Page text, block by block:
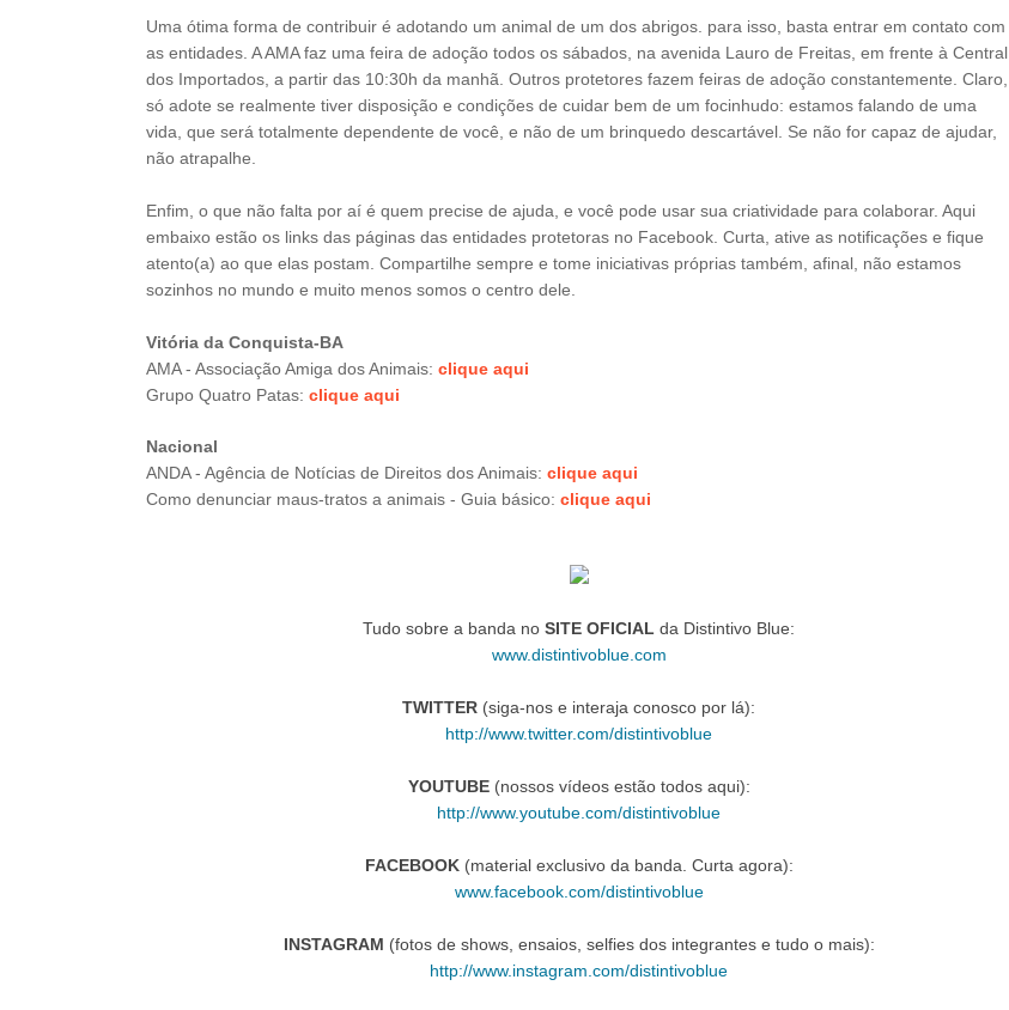
Uma ótima forma de contribuir é adotando um animal de um dos abrigos. para isso, basta entrar em contato com
as entidades. A AMA faz uma feira de adoção todos os sábados, na avenida Lauro de Freitas, em frente à Central
dos Importados, a partir das 10:30h da manhã. Outros protetores fazem feiras de adoção constantemente. Claro,
só adote se realmente tiver disposição e condições de cuidar bem de um focinhudo: estamos falando de uma
vida, que será totalmente dependente de você, e não de um brinquedo descartável. Se não for capaz de ajudar,
não atrapalhe.
Enfim, o que não falta por aí é quem precise de ajuda, e você pode usar sua criatividade para colaborar. Aqui
embaixo estão os links das páginas das entidades protetoras no Facebook. Curta, ative as notificações e fique
atento(a) ao que elas postam. Compartilhe sempre e tome iniciativas próprias também, afinal, não estamos
sozinhos no mundo e muito menos somos o centro dele.
Vitória da Conquista-BA
AMA - Associação Amiga dos Animais: clique aqui
Grupo Quatro Patas: clique aqui
Nacional
ANDA - Agência de Notícias de Direitos dos Animais: clique aqui
Como denunciar maus-tratos a animais - Guia básico: clique aqui
Tudo sobre a banda noSITE OFICIALda Distintivo Blue:
www.distintivoblue.com
TWITTER (siga-nos e interaja conosco por lá):
http://www.twitter.com/distintivoblue
YOUTUBE(nossos vídeos estão todos aqui):
http://www.youtube.com/distintivoblue
FACEBOOK(material exclusivo da banda. Curta agora):
www.facebook.com/distintivoblue
INSTAGRAM (fotos de shows, ensaios, selfies dos integrantes e tudo o mais):
http://www.instagram.com/distintivoblue